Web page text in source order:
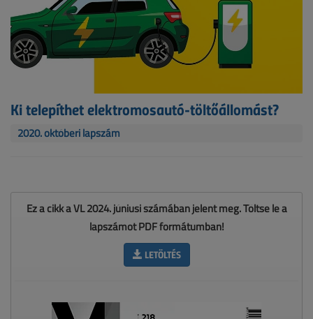
Ki telepíthet elektromosautó-töltőállomást?
2020. októberi lapszám
Ez a cikk a VL 2024. júniusi számában jelent meg. Töltse le a
lapszámot PDF formátumban!
LETÖLTÉS